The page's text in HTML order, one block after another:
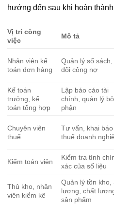
hướng đến sau khi hoàn
Vị trí công
việc
Mô tả
Nhân viên kế
toán đơn hàng
Quản lý sổ
dõi công nợ
Kế toán
trưởng, kế
toán tổng hợp
Lập báo cáo tài
chính, quản lý bộ
phận
Chuyên viên
thuế
Tư vấn, khai báo
thuế doanh
Kiểm toán viên
Kiểm tra tính
xác của số liệu
Thủ kho, nhân
viên kiểm kê
Quản lý tồn kho,
lượng, chất
sản phẩm